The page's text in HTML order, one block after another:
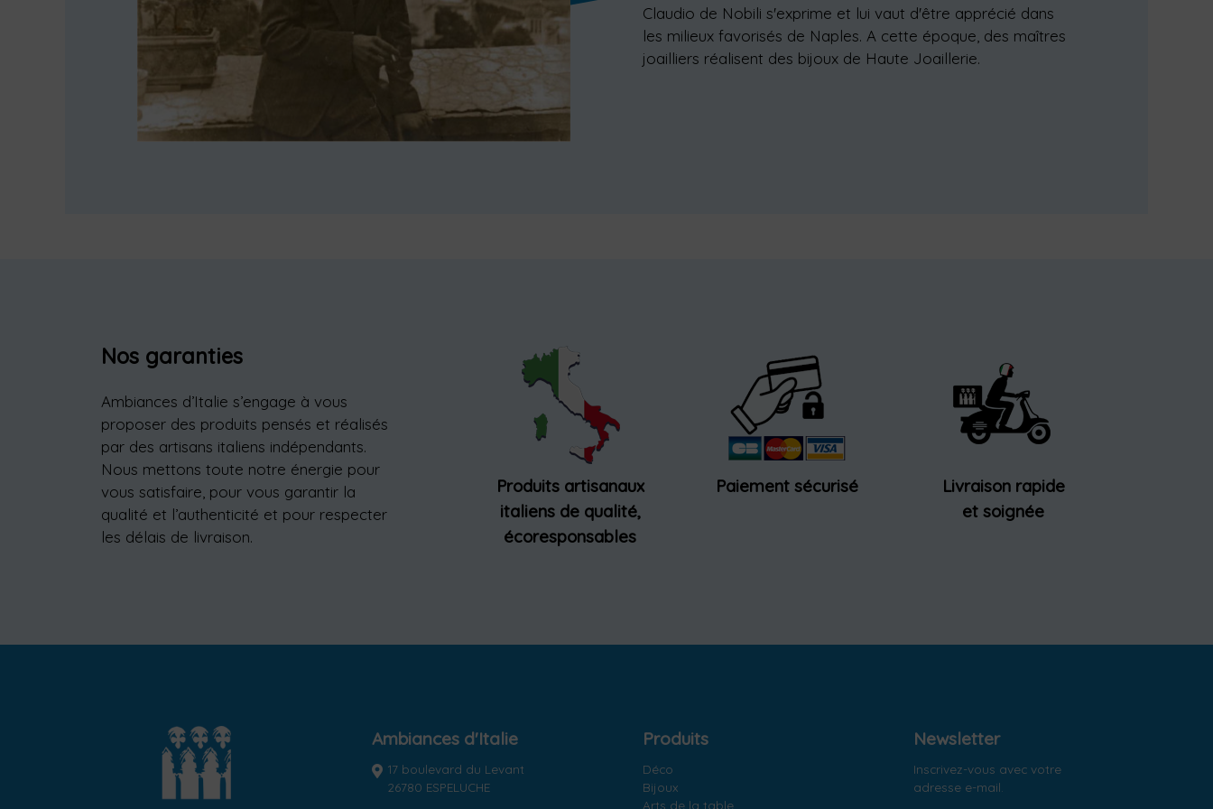
Claudio de Nobili s'exprime et lui vaut d'être apprécié dans
les milieux favorisés de Naples. A cette époque, des maîtres
joailliers réalisent des bijoux de Haute Joaillerie.
Nos garanties
Ambiances d’Italie s’engage à vous
proposer des produits pensés et réalisés
par des artisans italiens indépendants.
Nous mettons toute notre énergie pour
vous satisfaire, pour vous garantir la
qualité et l’authenticité et pour respecter
les délais de livraison.
Produits artisanaux
italiens de qualité,
écoresponsables
Paiement sécurisé
Livraison rapide
et soignée
Ambiances d'Italie
17 boulevard du Levant
26780 ESPELUCHE
Produits
Déco
Bijoux
Arts de la table
Newsletter
Inscrivez-vous avec votre
adresse e-mail.